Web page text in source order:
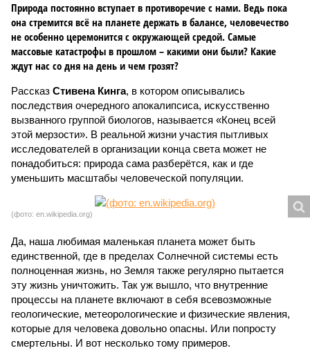
Природа постоянно вступает в противоречие с нами. Ведь пока
она стремится всё на планете держать в балансе, человечество
не особенно церемонится с окружающей средой. Самые
массовые катастрофы в прошлом – какими они были? Какие
ждут нас со дня на день и чем грозят?
Рассказ Стивена Кинга, в котором описывались
последствия очередного апокалипсиса, искусственно
вызванного группой биологов, называется «Конец всей
этой мерзости». В реальной жизни участия пытливых
исследователей в организации конца света может не
понадобиться: природа сама разберётся, как и где
уменьшить масштабы человеческой популяции.
(фото: en.wikipedia.org)
Да, наша любимая маленькая планета может быть
единственной, где в пределах Солнечной системы есть
полноценная жизнь, но Земля также регулярно пытается
эту жизнь уничтожить. Так уж вышло, что внутренние
процессы на планете включают в себя всевозможные
геологические, метеорологические и физические явления,
которые для человека довольно опасны. Или попросту
смертельны. И вот несколько тому примеров.